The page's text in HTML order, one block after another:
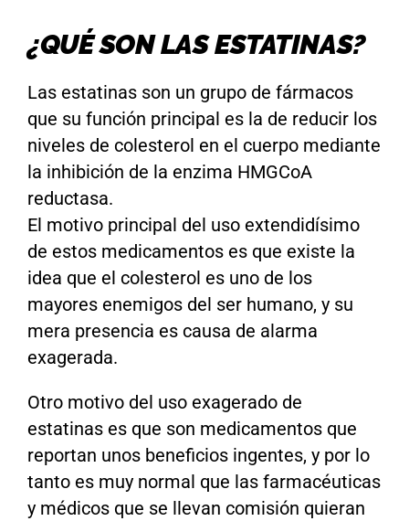
¿QUÉ SON LAS ESTATINAS?
Las estatinas son un grupo de fármacos
que su función principal es la de reducir los
niveles de colesterol en el cuerpo mediante
la inhibición de la enzima HMGCoA
reductasa.
El motivo principal del uso extendidísimo
de estos medicamentos es que existe la
idea que el colesterol es uno de los
mayores enemigos del ser humano, y su
mera presencia es causa de alarma
exagerada.
Otro motivo del uso exagerado de
estatinas es que son medicamentos que
reportan unos beneficios ingentes, y por lo
tanto es muy normal que las farmacéuticas
y médicos que se llevan comisión quieran